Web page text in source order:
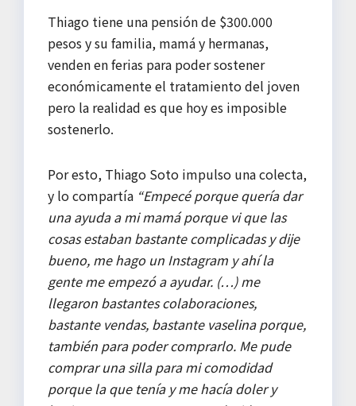
Thiago tiene una pensión de $300.000
pesos y su familia, mamá y hermanas,
venden en ferias para poder sostener
económicamente el tratamiento del joven
pero la realidad es que hoy es imposible
sostenerlo.
Por esto, Thiago Soto impulso una colecta,
y lo compartía “Empecé porque quería dar
una ayuda a mi mamá porque vi que las
cosas estaban bastante complicadas y dije
bueno, me hago un Instagram y ahí la
gente me empezó a ayudar. (…) me
llegaron bastantes colaboraciones,
bastante vendas, bastante vaselina porque,
también para poder comprarlo. Me pude
comprar una silla para mi comodidad
porque la que tenía y me hacía doler y